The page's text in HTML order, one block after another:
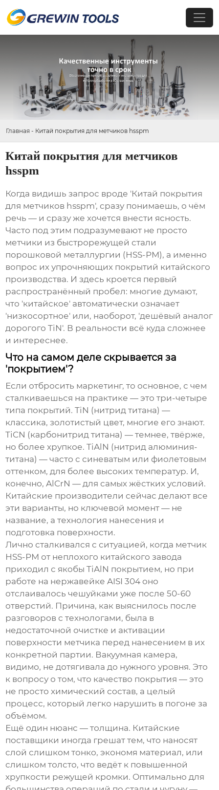
Главная - Китай покрытия для метчиков hsspm
Китай покрытия для метчиков
hsspm
Когда видишь запрос вроде 'Китай покрытия
для метчиков hsspm', сразу понимаешь, о чём
речь — и сразу же хочется внести ясность.
Часто под этим подразумевают не просто
метчики из быстрорежущей стали
порошковой металлургии (HSS-PM), а именно
вопрос их упрочняющих покрытий китайского
производства. И здесь кроется первый
распространённый пробел: многие думают,
что 'китайское' автоматически означает
'низкосортное' или, наоборот, 'дешёвый аналог
дорогого TiN'. В реальности всё куда сложнее
и интереснее.
Что на самом деле скрывается за
'покрытием'?
Если отбросить маркетинг, то основное, с чем
сталкиваешься на практике — это три-четыре
типа покрытий. TiN (нитрид титана) —
классика, золотистый цвет, многие его знают.
TiCN (карбонитрид титана) — темнее, твёрже,
но более хрупкое. TiAlN (нитрид алюминия-
титана) — часто с синеватым или фиолетовым
оттенком, для более высоких температур. И,
конечно, AlCrN — для самых жёстких условий.
Китайские производители сейчас делают все
эти варианты, но ключевой момент — не
название, а технология нанесения и
подготовка поверхности.
Лично сталкивался с ситуацией, когда метчик
HSS-PM от неплохого китайского завода
приходил с якобы TiAlN покрытием, но при
работе на нержавейке AISI 304 оно
отслаивалось чешуйками уже после 50-60
отверстий. Причина, как выяснилось после
разговоров с технологами, была в
недостаточной очистке и активации
поверхности метчика перед нанесением в их
конкретной партии. Вакуумная камера,
видимо, не дотягивала до нужного уровня. Это
к вопросу о том, что качество покрытия — это
не просто химический состав, а целый
процесс, который легко нарушить в погоне за
объёмом.
Ещё один нюанс — толщина. Китайские
поставщики иногда грешат тем, что наносят
слой слишком тонко, экономя материал, или
слишком толсто, что ведёт к повышенной
хрупкости режущей кромки. Оптимально для